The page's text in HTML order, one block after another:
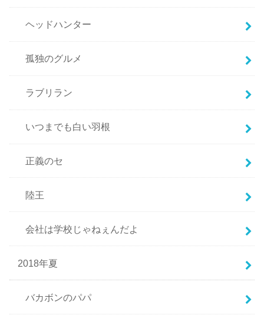
ヘッドハンター
孤独のグルメ
ラブリラン
いつまでも白い羽根
正義のセ
陸王
会社は学校じゃねぇんだよ
2018年夏
バカボンのパパ